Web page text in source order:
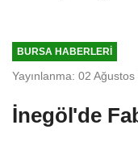
BURSA HABERLERI
Yayınlanma: 02
İnegöl'de